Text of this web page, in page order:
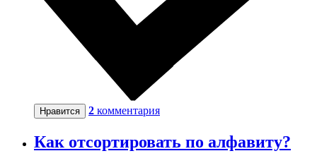
Нравится 2 комментария
Как отсортировать по алфавиту?